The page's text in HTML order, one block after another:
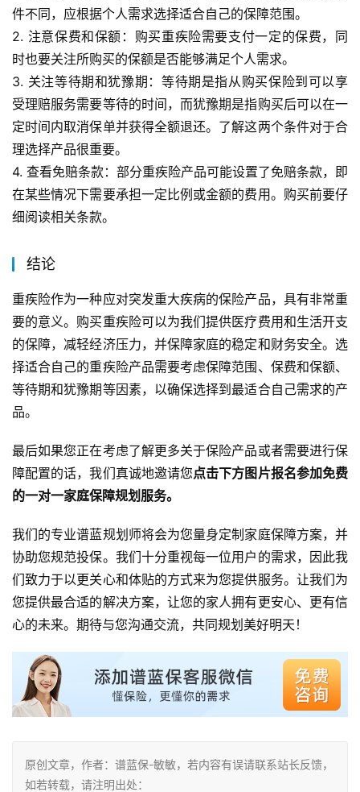
件不同，应根据个人需求选择适合自己的保障范围。
2. 注意保费和保额：购买重疾险需要支付一定的保费，同
时也要关注所购买的保额是否能够满足个人需求。
3. 关注等待期和犹豫期：等待期是指从购买保险到可以享
受理赔服务需要等待的时间，而犹豫期是指购买后可以在一
定时间内取消保单并获得全额退还。了解这两个条件对于合
理选择产品很重要。
4. 查看免赔条款：部分重疾险产品可能设置了免赔条款，即
在某些情况下需要承担一定比例或金额的费用。购买前要仔
细阅读相关条款。
结论
重疾险作为一种应对突发重大疾病的保险产品，具有非常重
要的意义。购买重疾险可以为我们提供医疗费用和生活开支
的保障，减轻经济压力，并保障家庭的稳定和财务安全。选
择适合自己的重疾险产品需要考虑保障范围、保费和保额、
等待期和犹豫期等因素，以确保选择到最适合自己需求的产
品。
最后如果您正在考虑了解更多关于保险产品或者需要进行保
障配置的话，我们真诚地邀请您点击下方图片报名参加免费
的一对一家庭保障规划服务。
我们的专业谱蓝规划师将会为您量身定制家庭保障方案，并
协助您规范投保。我们十分重视每一位用户的需求，因此我
们致力于以更关心和体贴的方式来为您提供服务。让我们为
您提供最合适的解决方案，让您的家人拥有更安心、更有信
心的未来。期待与您沟通交流，共同规划美好明天！
原创文章，作者：谱蓝保-敏敏，若内容有误请联系站长反馈，
如若转载，请注明出处：